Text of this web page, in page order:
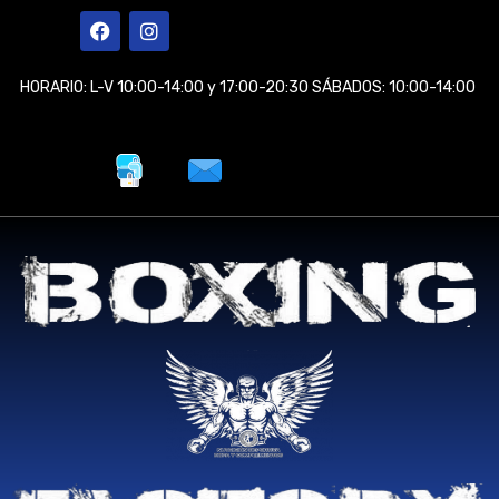
F
a
e
b
I
n
t
a
HORARIO: L-V 10:00-14:00 y 17:00-20:30 SÁBADOS: 10:00-14:00